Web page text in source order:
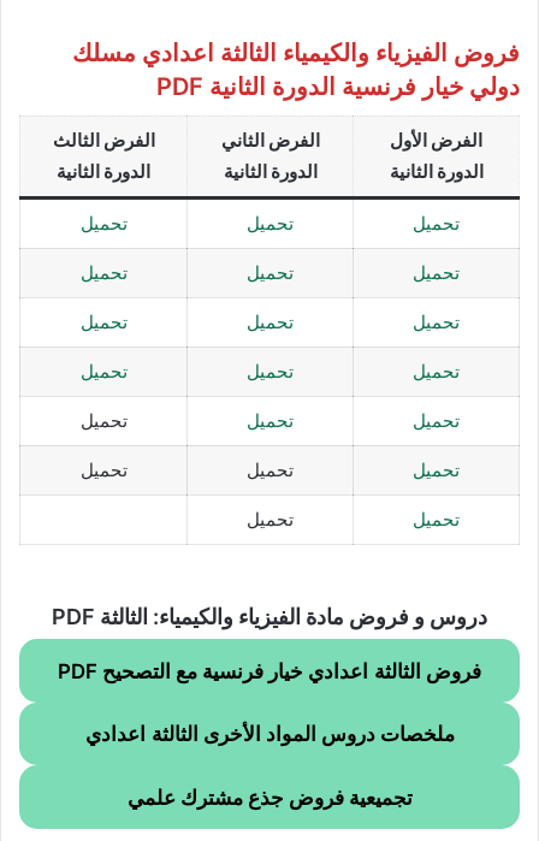
فروض الفيزياء والكيمياء الثالثة اعدادي مسلك
دولي خيار فرنسية الدورة الثانية PDF
الفرض الأول
الدورة الثانية
الفرض الثاني
الدورة الثانية
الفرض الثالث
الدورة الثانية
تحميل تحميل تحميل
تحميل تحميل تحميل
تحميل تحميل تحميل
تحميل تحميل تحميل
تحميل تحميل تحميل
تحميل تحميل تحميل
تحميل تحميل
دروس و فروض مادة الفيزياء والكيمياء: الثالثة PDF
فروض الثالثة اعدادي خيار فرنسية مع التصحيح PDF
ملخصات دروس المواد الأخرى الثالثة اعدادي
تجميعية فروض جذع مشترك علمي